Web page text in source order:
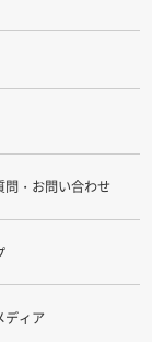
問・お問い合わせ
ディア